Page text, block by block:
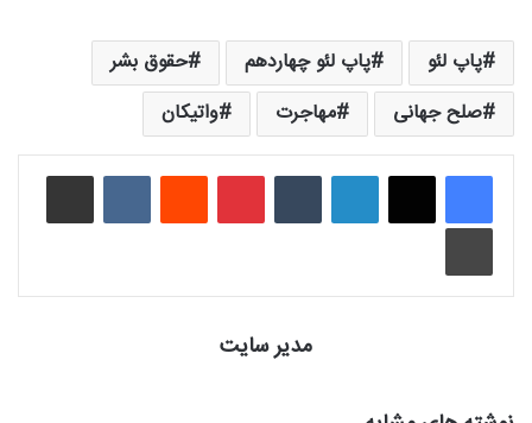
پاپ لئو پاپ لئو چهاردهم
حقوق بشر
صلح جهانی
مهاجرت واتیکان
لینکدین ‫تامبلر ‫پین‌ترست‫رددیت ‫VKontakteاشتراک گذاری از طریق ایمیل
چاپ
مدیر سایت